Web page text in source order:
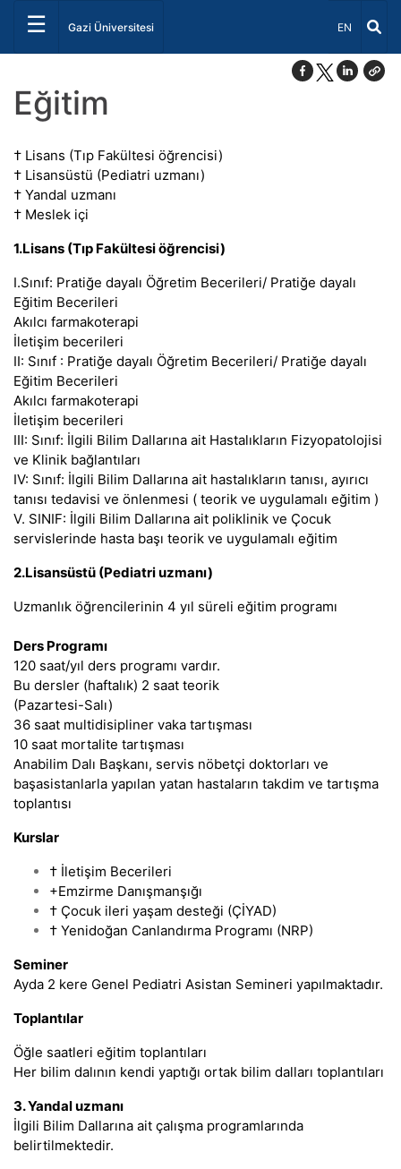
☰ Gazi Üniversitesi Dil Seçiniz
EN
Eğitim
† Lisans (Tıp Fakültesi öğrencisi)
† Lisansüstü (Pediatri uzmanı)
† Yandal uzmanı
† Meslek içi
1.Lisans (Tıp Fakültesi öğrencisi)
I.Sınıf: Pratiğe dayalı Öğretim Becerileri/ Pratiğe dayalı
Eğitim Becerileri
Akılcı farmakoterapi
İletişim becerileri
II: Sınıf : Pratiğe dayalı Öğretim Becerileri/ Pratiğe dayalı
Eğitim Becerileri
Akılcı farmakoterapi
İletişim becerileri
III: Sınıf: İlgili Bilim Dallarına ait Hastalıkların Fizyopatolojisi
ve Klinik bağlantıları
IV: Sınıf: İlgili Bilim Dallarına ait hastalıkların tanısı, ayırıcı
tanısı tedavisi ve önlenmesi ( teorik ve uygulamalı eğitim )
V. SINIF: İlgili Bilim Dallarına ait poliklinik ve Çocuk
servislerinde hasta başı teorik ve uygulamalı eğitim
2.Lisansüstü (Pediatri uzmanı)
Uzmanlık öğrencilerinin 4 yıl süreli eğitim programı
Ders Programı
120 saat/yıl ders programı vardır.
Bu dersler (haftalık) 2 saat teorik
(Pazartesi-Salı)
36 saat multidisipliner vaka tartışması
10 saat mortalite tartışması
Anabilim Dalı Başkanı, servis nöbetçi doktorları ve
başasistanlarla yapılan yatan hastaların takdim ve tartışma
toplantısı
Kurslar
† İletişim Becerileri
+Emzirme Danışmanşığı
† Çocuk ileri yaşam desteği (ÇİYAD)
† Yenidoğan Canlandırma Programı (NRP)
Seminer
Ayda 2 kere Genel Pediatri Asistan Semineri yapılmaktadır.
Toplantılar
Öğle saatleri eğitim toplantıları
Her bilim dalının kendi yaptığı ortak bilim dalları toplantıları
3. Yandal uzmanı
İlgili Bilim Dallarına ait çalışma programlarında
belirtilmektedir.